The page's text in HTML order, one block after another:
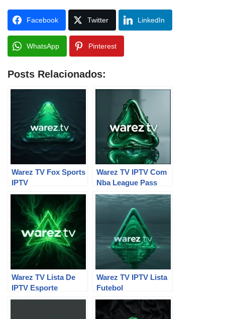
Facebook Twitter LinkedIn
WhatsApp Pinterest
Posts Relacionados:
Warez TV Fox Sports
IPTV
Warez TV IPTV Com
Nba League Pass
Warez TV Lista De
IPTV Esporte
Warez TV IPTV Lista
Futebol